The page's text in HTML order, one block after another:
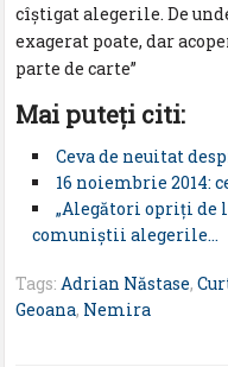
cîştigat alegerile. De
exagerat poate, dar
parte de carte”
Mai puteţi citi:
Ceva de neuitat
16 noiembrie 2014:
„Alegători opriți de
comuniștii alegerile…
Tags: Adrian Năstase,
Geoana, Nemira